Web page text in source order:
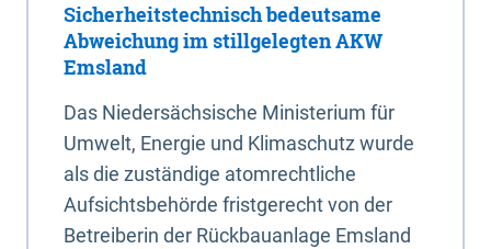
Sicherheitstechnisch bedeutsame
Abweichung im stillgelegten AKW
Emsland
Das Niedersächsische Ministerium für
Umwelt, Energie und Klimaschutz wurde
als die zuständige atomrechtliche
Aufsichtsbehörde fristgerecht von der
Betreiberin der Rückbauanlage Emsland